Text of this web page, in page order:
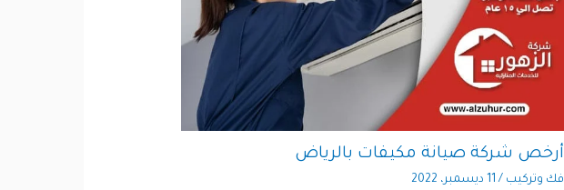
أرخص شركة صيانة مكيفات بالرياض
فك وتركيب / 11 ديسمبر، 2022